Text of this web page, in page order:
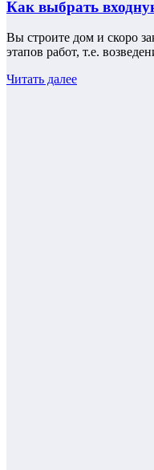
Как выбрать
Вы строите дом и скоро
этапов работ, т.е.
Читать далее